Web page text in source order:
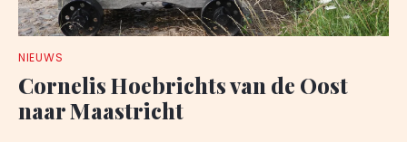
NIEUWS
Cornelis Hoebrichts van de Oost
naar Maastricht